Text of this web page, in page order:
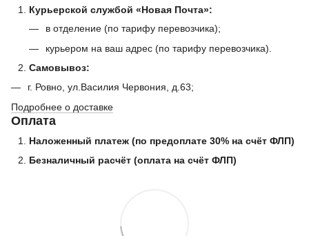
Курьерской службой «Новая Почта»:
в отделение (по тарифу перевозчика);
курьером на ваш адрес (по тарифу перевозчика).
Самовывоз:
г. Ровно, ул.Василия Червония, д.63;
Подробнее о доставке
Оплата
Наложенный платеж (по предоплате 30% на счёт ФЛП)
Безналичный расчёт (оплата на счёт ФЛП)